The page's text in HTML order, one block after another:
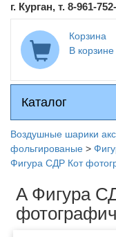
г. Курган, т. 8-961-
Корзина
В корзине
Каталог
Каталог
Воздушные шарики
фольгированые >
Фигура СДР Кот
A Фигура